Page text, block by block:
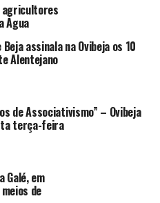
agricultores
Água
assinala na Ovibeja os 10
Alentejano
de Associativismo” – Ovibeja
terça-feira
Galé, em
de